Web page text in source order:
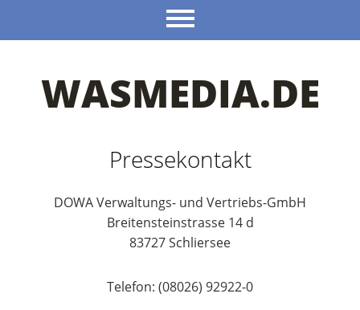
WASMEDIA.DE
Pressekontakt
DOWA Verwaltungs- und Vertriebs-GmbH
Breitensteinstrasse 14 d
83727 Schliersee
Telefon: (08026) 92922-0